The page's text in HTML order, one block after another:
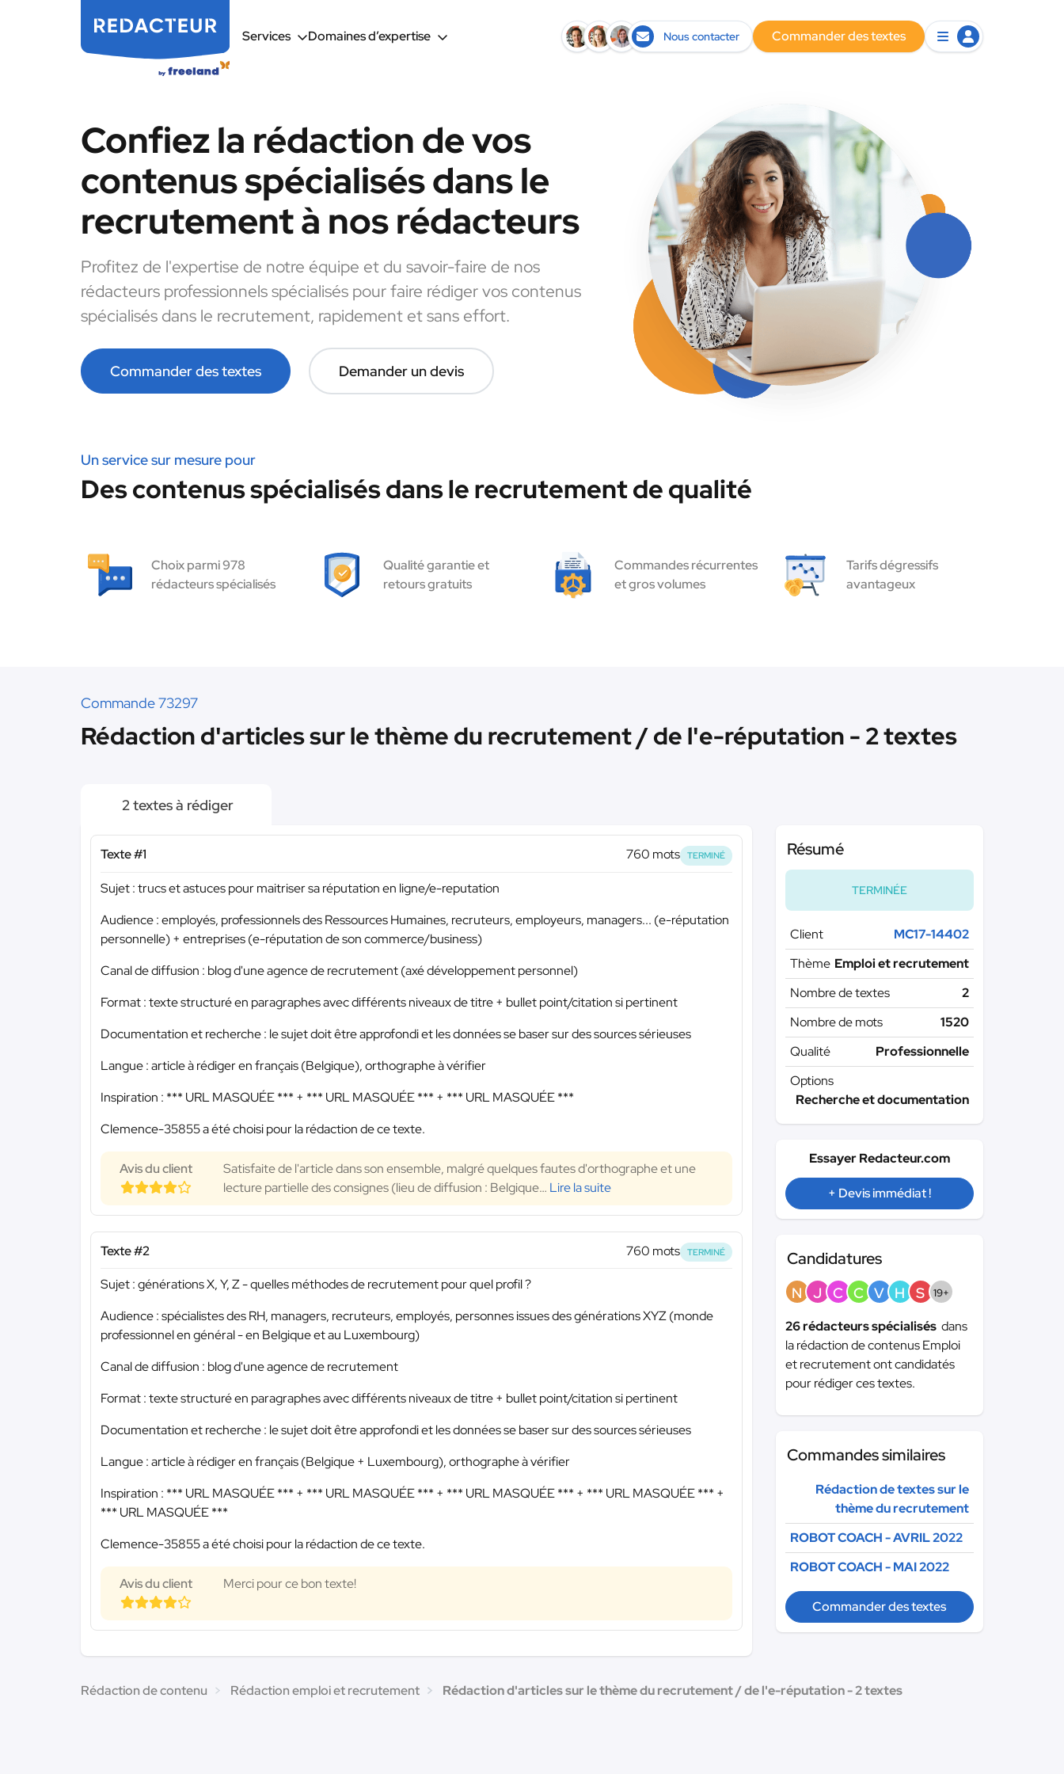
Services Domaines d’expertise Nous contacter Commander des textes
Confiez la rédaction de vos
contenus spécialisés dans le
recrutement à nos rédacteurs
Profitez de l'expertise de notre équipe et du savoir-faire de nos
rédacteurs professionnels spécialisés pour faire rédiger vos contenus
spécialisés dans le recrutement, rapidement et sans effort.
Commander des textes Demander un devis
Un service sur mesure pour
Des contenus spécialisés dans le recrutement de qualité
Choix parmi 978
rédacteurs spécialisés
Qualité garantie et
retours gratuits
Commandes récurrentes
et gros volumes
Tarifs dégressifs
avantageux
Commande 73297
Rédaction d'articles sur le thème du recrutement / de l'e-réputation - 2 textes
2 textes à rédiger
Texte #1 760 mots TERMINÉ
Sujet : trucs et astuces pour maitriser sa réputation en ligne/e-reputation
Audience : employés, professionnels des Ressources Humaines, recruteurs, employeurs, managers... (e-réputation
personnelle) + entreprises (e-réputation de son commerce/business)
Canal de diffusion : blog d'une agence de recrutement (axé développement personnel)
Format : texte structuré en paragraphes avec différents niveaux de titre + bullet point/citation si pertinent
Documentation et recherche : le sujet doit être approfondi et les données se baser sur des sources sérieuses
Langue : article à rédiger en français (Belgique), orthographe à vérifier
Inspiration : *** URL MASQUÉE *** + *** URL MASQUÉE *** + *** URL MASQUÉE ***
Clemence-35855 a été choisi pour la rédaction de ce texte.
Avis du client
Satisfaite de l'article dans son ensemble, malgré quelques fautes d'orthographe et une
lecture partielle des consignes (lieu de diffusion : Belgique… Lire la suite
Texte #2 760 mots TERMINÉ
Sujet : générations X, Y, Z - quelles méthodes de recrutement pour quel profil ?
Audience : spécialistes des RH, managers, recruteurs, employés, personnes issues des générations XYZ (monde
professionnel en général - en Belgique et au Luxembourg)
Canal de diffusion : blog d'une agence de recrutement
Format : texte structuré en paragraphes avec différents niveaux de titre + bullet point/citation si pertinent
Documentation et recherche : le sujet doit être approfondi et les données se baser sur des sources sérieuses
Langue : article à rédiger en français (Belgique + Luxembourg), orthographe à vérifier
Inspiration : *** URL MASQUÉE *** + *** URL MASQUÉE *** + *** URL MASQUÉE *** + *** URL MASQUÉE *** +
*** URL MASQUÉE ***
Clemence-35855 a été choisi pour la rédaction de ce texte.
Avis du client Merci pour ce bon texte!
Résumé
TERMINÉE
Client
MC17-14402
Thème Emploi et recrutement
Nombre de textes
2
Nombre de mots
1520
Qualité
Professionnelle
Options
Recherche et documentation
Essayer Redacteur.com
+ Devis immédiat !
Candidatures
N J C C V H S 19+
26 rédacteurs spécialisés dans
la rédaction de contenus Emploi
et recrutement ont candidatés
pour rédiger ces textes.
Commandes similaires
Rédaction de textes sur le
thème du recrutement
ROBOT COACH - AVRIL 2022
ROBOT COACH - MAI 2022
Commander des textes
Rédaction de contenu Rédaction emploi et recrutement Rédaction d'articles sur le thème du recrutement / de l'e-réputation - 2 textes